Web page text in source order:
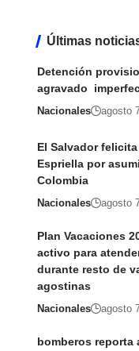
Últimas
Detención
agravado
Nacionales agosto
El Salvador
Espriella por
Colombia
Nacionales agosto
Plan Vacaciones
activo para
durante resto de
agostinas
Nacionales agosto
bomberos reporta